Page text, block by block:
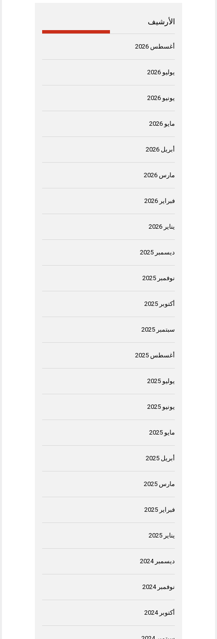
الأرشيف
أغسطس 2026
يوليو 2026
يونيو 2026
مايو 2026
أبريل 2026
مارس 2026
فبراير 2026
يناير 2026
ديسمبر 2025
نوفمبر 2025
أكتوبر 2025
سبتمبر 2025
أغسطس 2025
يوليو 2025
يونيو 2025
مايو 2025
أبريل 2025
مارس 2025
فبراير 2025
يناير 2025
ديسمبر 2024
نوفمبر 2024
أكتوبر 2024